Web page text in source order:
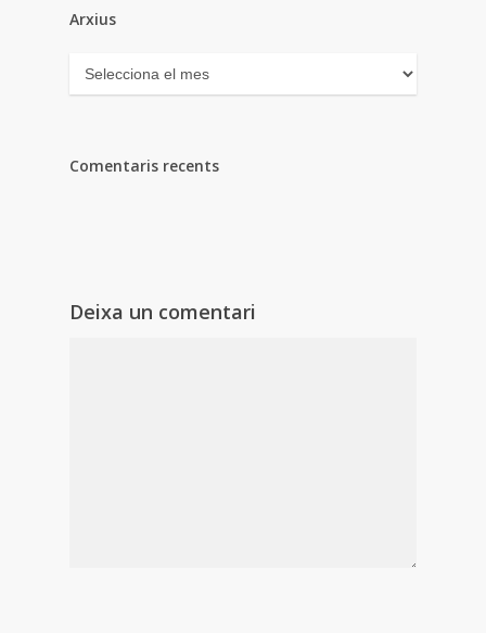
Arxius
Arxius
Comentaris recents
Deixa un comentari